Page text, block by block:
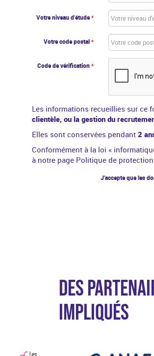
Votre niveau d'étude *
Votre code postal *
Code de vérification *
Les informations recueillies sur ce
clientèle, ou la gestion du
Elles sont conservées pendant 2
Conformément à la loi «
à notre page Politique de
J’accepte que les
DES
IMPLIQUÉS